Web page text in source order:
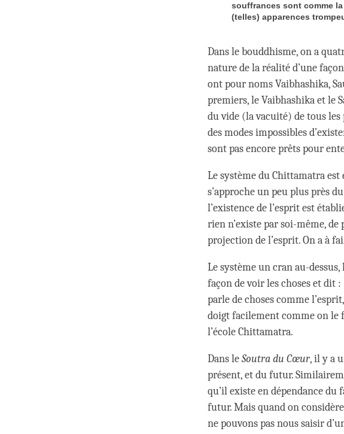
souffrances sont comme
(telles) apparences
Dans le bouddhisme, on a
nature de la réalité d’une
ont pour noms Vaibhashika,
premiers, le Vaibhashika et le
du vide (la vacuité) de tous
des modes impossibles
sont pas encore prêts pour
Le système du Chittamatra est
s’approche un peu plus près
l’existence de l’esprit est
rien n’existe par soi-même,
projection de l’esprit. On a à
Le système un cran au-
façon de voir les choses et dit
parle de choses comme
doigt facilement comme on le
l’école Chittamatra.
Dans leSoutra du Cœur, il y a
présent, et du futur.
qu’il existe en dépendance du
futur. Mais quand on
ne pouvons pas nous saisir